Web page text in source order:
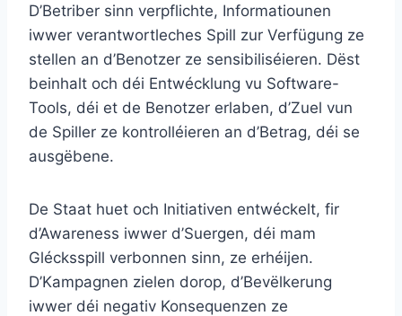
D’Betriber sinn verpflichte, Informatiounen
iwwer verantwortleches Spill zur Verfügung ze
stellen an d’Benotzer ze sensibiliséieren. Dëst
beinhalt och déi Entwécklung vu Software-
Tools, déi et de Benotzer erlaben, d’Zuel vun
de Spiller ze kontrolléieren an d’Betrag, déi se
ausgëbene.
De Staat huet och Initiativen entwéckelt, fir
d’Awareness iwwer d’Suergen, déi mam
Glécksspill verbonnen sinn, ze erhéijen.
D’Kampagnen zielen dorop, d’Bevëlkerung
iwwer déi negativ Konsequenzen ze